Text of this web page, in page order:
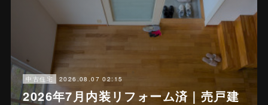
中古住宅 2026.08.07 02:15
2026年7月内装リフォーム済｜売戸建